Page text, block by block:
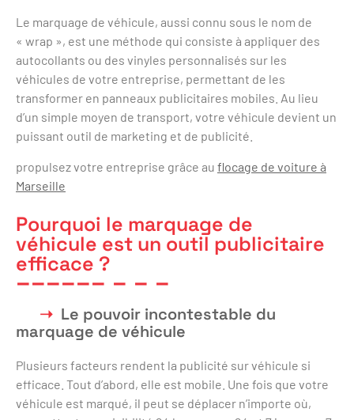
Le marquage de véhicule, aussi connu sous le nom de
« wrap », est une méthode qui consiste à appliquer des
autocollants ou des vinyles personnalisés sur les
véhicules de votre entreprise, permettant de les
transformer en panneaux publicitaires mobiles. Au lieu
d’un simple moyen de transport, votre véhicule devient un
puissant outil de marketing et de publicité.
propulsez votre entreprise grâce au flocage de voiture à
Marseille
Pourquoi le marquage de
véhicule est un outil publicitaire
efficace ?
Le pouvoir incontestable du
marquage de véhicule
Plusieurs facteurs rendent la publicité sur véhicule si
efficace. Tout d’abord, elle est mobile. Une fois que votre
véhicule est marqué, il peut se déplacer n’importe où,